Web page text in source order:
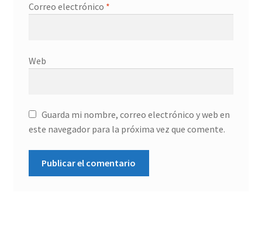
Correo electrónico *
Web
Guarda mi nombre, correo electrónico y web en
este navegador para la próxima vez que comente.